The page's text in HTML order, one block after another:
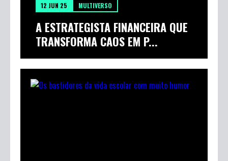
12 JUN 25 MULTIVERSO
A ESTRATEGISTA FINANCEIRA QUE
TRANSFORMA CAOS EM P...